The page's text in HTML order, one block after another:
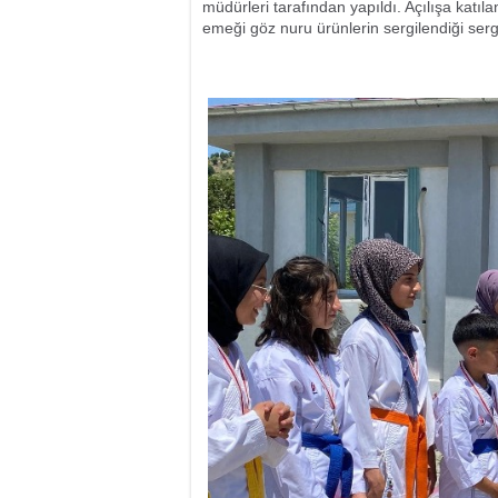
müdürleri tarafından yapıldı. Açılışa
emeği göz nuru ürünlerin sergilendiği